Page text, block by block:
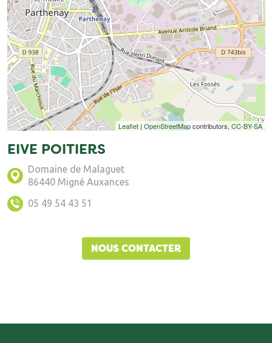
Leaflet| OpenStreetMapcontributors, CC-BY-SA
EIVE POITIERS
Domaine de Malaguet
86440 Migné Auxances
05 49 54 43 51
NOUS CONTACTER